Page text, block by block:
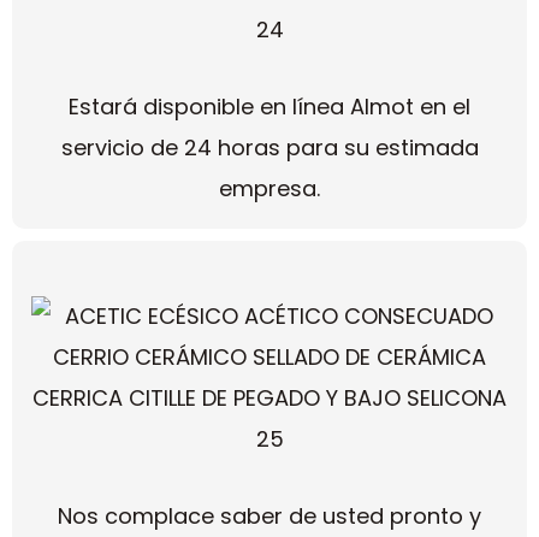
Estará disponible en línea Almot en el
servicio de 24 horas para su estimada
empresa.
Nos complace saber de usted pronto y